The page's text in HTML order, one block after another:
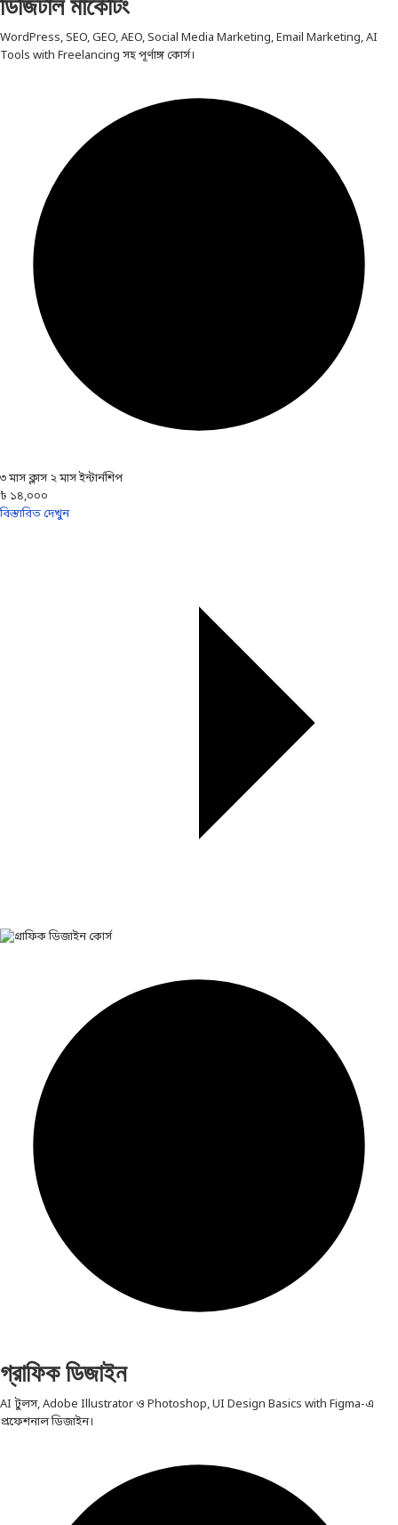
ডিজিটাল মার্কেটিং
WordPress, SEO, GEO, AEO, Social Media Marketing, Email Marketing, AI
Tools with Freelancing সহ পূর্ণাঙ্গ কোর্স।
৩ মাস ক্লাস ২ মাস ইন্টার্নশিপ
৳ ১৪,০০০
বিস্তারিত দেখুন
গ্রাফিক ডিজাইন
AI টুলস, Adobe Illustrator ও Photoshop, UI Design Basics with Figma-এ
প্রফেশনাল ডিজাইন।